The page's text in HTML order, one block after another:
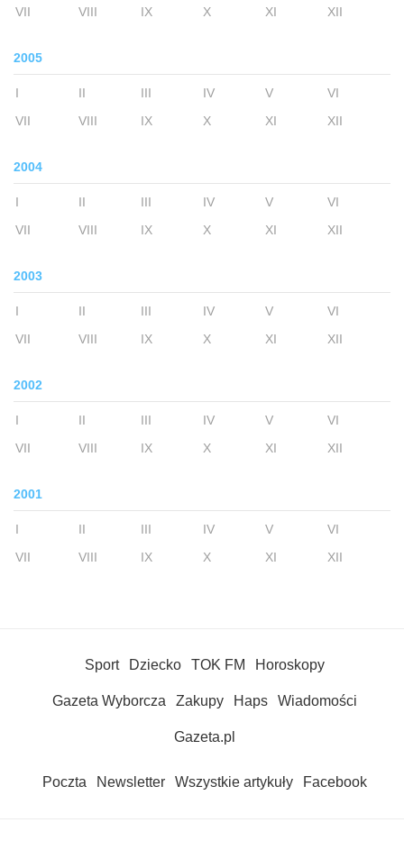
VII
VIII IX X XI XII
2005
I II III IV V
VI
VII
VIII IX X XI XII
2004
I II III IV V
VI
VII
VIII IX X XI XII
2003
I II III IV V
VI
VII
VIII IX X XI XII
2002
I II III IV V
VI
VII
VIII IX X XI XII
2001
I II III IV V
VI
VII
VIII IX X XI XII
Sport Dziecko TOK FM Horoskopy
Gazeta Wyborcza Zakupy Haps Wiadomości
Gazeta.pl
Poczta Newsletter Wszystkie artykuły Facebook